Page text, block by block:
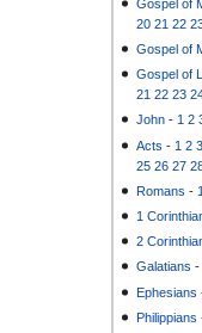
Gospel of
20 21 22
Gospel of
Gospel of
21 22 23
John - 1 2
Acts - 1 2
25 26 27
Romans -
1
2
Galatians
Ephesians
Philippians